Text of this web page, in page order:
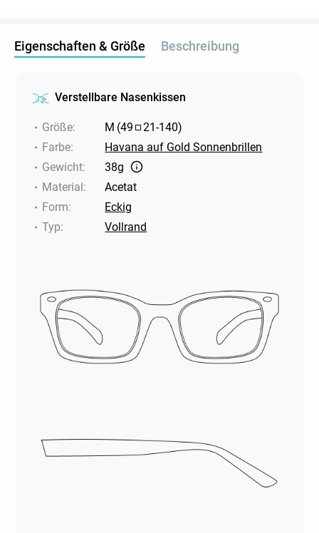
Eigenschaften & Größe Beschreibung
Verstellbare Nasenkissen
Größe: M (49 21-140)
Farbe:
Havana auf Gold Sonnenbrillen
Gewicht:
38g
Material:
Acetat
Form:
Eckig
Typ: Vollrand